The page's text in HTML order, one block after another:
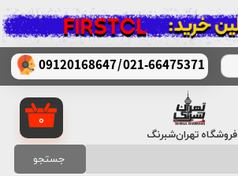
فروشگاه تهران‌شبرنگ
021-66475371
09120168647/
جستجو
۰